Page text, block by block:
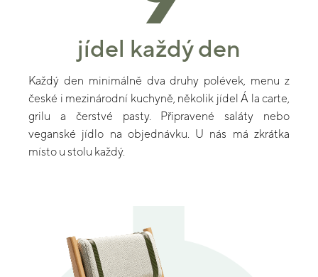
jídel každý den
Každý den minimálně dva druhy polévek, menu z
české i mezinárodní kuchyně, několik jídel Á la carte,
grilu a čerstvé pasty. Připravené saláty nebo
veganské jídlo na objednávku. U nás má zkrátka
místo u stolu každý.